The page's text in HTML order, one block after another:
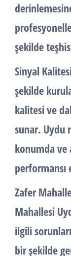
şekilde
Sinyal
şekilde
kalitesi ve
sunar. Uydu
konumda ve
performansı
Zafer
Mahallesi
ilgili
bir şekilde